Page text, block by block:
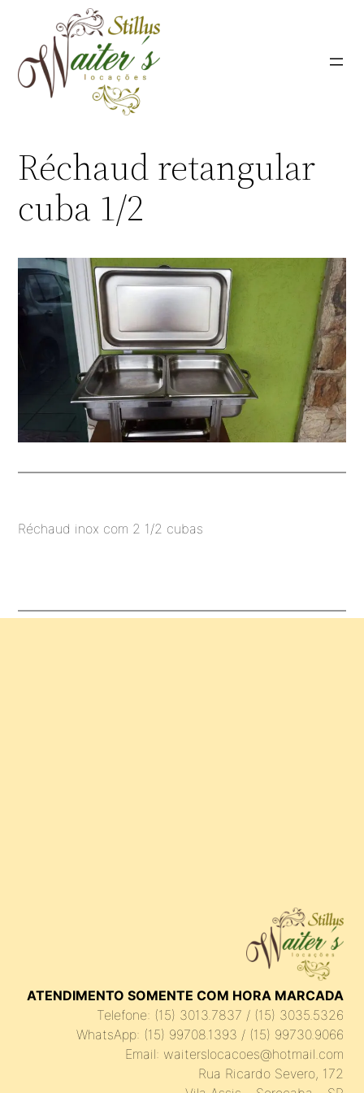
conteúdo
Réchaud retangular
cuba 1/2
Réchaud inox com 2 1/2 cubas
ATENDIMENTO SOMENTE COM HORA MARCADA
Telefone: (15) 3013.7837 / (15) 3035.5326
WhatsApp: (15) 99708.1393 / (15) 99730.9066
Email: waiterslocacoes@hotmail.com
Rua Ricardo Severo, 172